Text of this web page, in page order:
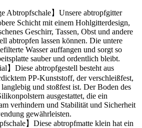
Abtropfschale】Unsere abtropfgitter
Schicht mit einem Hohlgitterdesign,
Geschirr, Tassen, Obst und andere
abtropfen lassen können. Die untere
Wasser auffangen und sorgt so
sauber und ordentlich bleibt.
】Diese abtropfgestell besteht aus
PP-Kunststoff, der verschleißfest,
und stoßfest ist. Der Boden des
ausgestattet, die ein
verhindern und Stabilität und Sicherheit
gewährleisten.
】Diese abtropfmatte klein hat ein